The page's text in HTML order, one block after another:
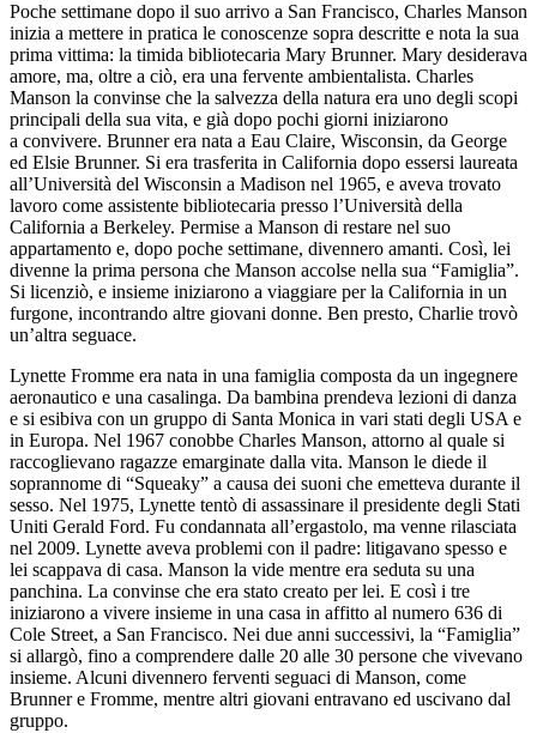
Poche settimane dopo il suo arrivo a San Francisco, Charles Manson
inizia a mettere in pratica le conoscenze sopra descritte e nota la sua
prima vittima: la timida bibliotecaria Mary Brunner. Mary desiderava
amore, ma, oltre a ciò, era una fervente ambientalista. Charles
Manson la convinse che la salvezza della natura era uno degli scopi
principali della sua vita, e già dopo pochi giorni iniziarono
a convivere. Brunner era nata a Eau Claire, Wisconsin, da George
ed Elsie Brunner. Si era trasferita in California dopo essersi laureata
all’Università del Wisconsin a Madison nel 1965, e aveva trovato
lavoro come assistente bibliotecaria presso l’Università della
California a Berkeley. Permise a Manson di restare nel suo
appartamento e, dopo poche settimane, divennero amanti. Così, lei
divenne la prima persona che Manson accolse nella sua “Famiglia”.
Si licenziò, e insieme iniziarono a viaggiare per la California in un
furgone, incontrando altre giovani donne. Ben presto, Charlie trovò
un’altra seguace.
Lynette Fromme era nata in una famiglia composta da un ingegnere
aeronautico e una casalinga. Da bambina prendeva lezioni di danza
e si esibiva con un gruppo di Santa Monica in vari stati degli USA e
in Europa. Nel 1967 conobbe Charles Manson, attorno al quale si
raccoglievano ragazze emarginate dalla vita. Manson le diede il
soprannome di “Squeaky” a causa dei suoni che emetteva durante il
sesso. Nel 1975, Lynette tentò di assassinare il presidente degli Stati
Uniti Gerald Ford. Fu condannata all’ergastolo, ma venne rilasciata
nel 2009. Lynette aveva problemi con il padre: litigavano spesso e
lei scappava di casa. Manson la vide mentre era seduta su una
panchina. La convinse che era stato creato per lei. E così i tre
iniziarono a vivere insieme in una casa in affitto al numero 636 di
Cole Street, a San Francisco. Nei due anni successivi, la “Famiglia”
si allargò, fino a comprendere dalle 20 alle 30 persone che vivevano
insieme. Alcuni divennero ferventi seguaci di Manson, come
Brunner e Fromme, mentre altri giovani entravano ed uscivano dal
gruppo.